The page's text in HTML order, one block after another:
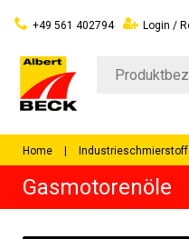
Login /
+49 561 402794
Home
Gasmotorenöle